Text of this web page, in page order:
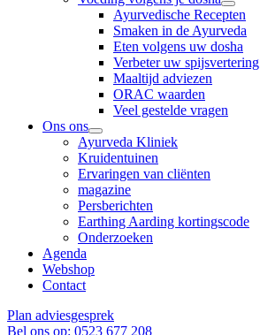
Ayurvedische Recepten
Smaken in de Ayurveda
Eten volgens uw dosha
Verbeter uw spijsvertering
Maaltijd adviezen
ORAC waarden
Veel gestelde vragen
Ons ons
Ayurveda Kliniek
Kruidentuinen
Ervaringen van cliënten
magazine
Persberichten
Earthing Aarding kortingscode
Onderzoeken
Agenda
Webshop
Contact
Plan adviesgesprek
Bel ons op: 0523 677 208